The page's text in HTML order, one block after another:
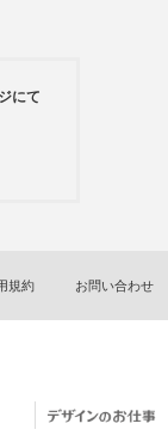
にて
規約 お問い合わせ